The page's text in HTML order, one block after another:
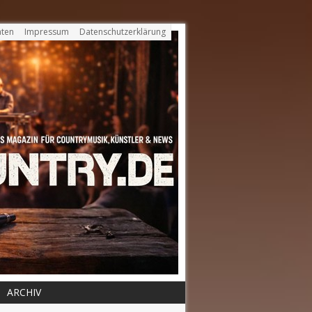
Impressum Datenschutzerklärung
ARCHIV